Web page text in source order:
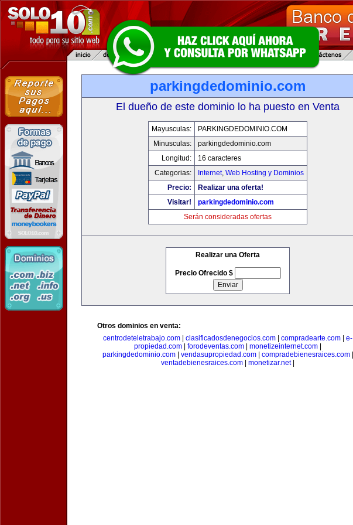
parkingdedominio.com
El dueño de este dominio lo ha puesto en Venta
Mayusculas:
PARKINGDEDOMINIO.COM
Minusculas:
parkingdedominio.com
Longitud:
16 caracteres
Categorias:
Internet, Web Hosting y Dominios
Precio:
Realizar una oferta!
Visitar!
parkingdedominio.com
Serán consideradas ofertas
Realizar una Oferta
Precio Ofrecido $
Otros dominios en venta:
centrodeteletrabajo.com
clasificadosdenegocios.com compradearte.com
e-
propiedad.com
forodeventas.com monetizeinternet.com
parkingdedominio.com| vendasupropiedad.com| compradebienesraices.com|
ventadebienesraices.com
monetizar.net|